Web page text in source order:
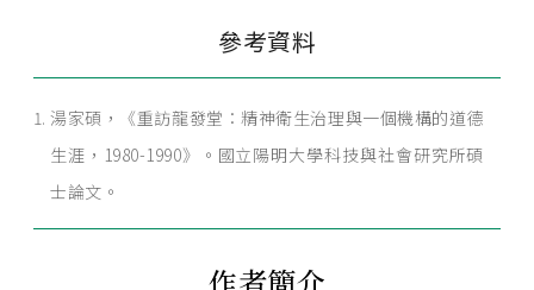
參考資料
湯家碩，《重訪龍發堂：精神衛生治理與一個機構的道德
生涯，1980-1990》。國立陽明大學科技與社會研究所碩
士論文。
作者簡介